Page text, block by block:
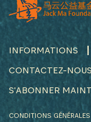
INFORMATIONS
CONTACTEZ-NOUS
S'ABONNER
CONDITIONS